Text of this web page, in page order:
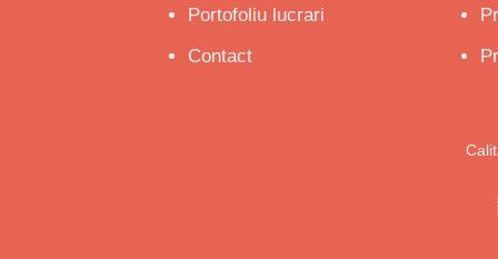
Portofoliu lucrari
Contact